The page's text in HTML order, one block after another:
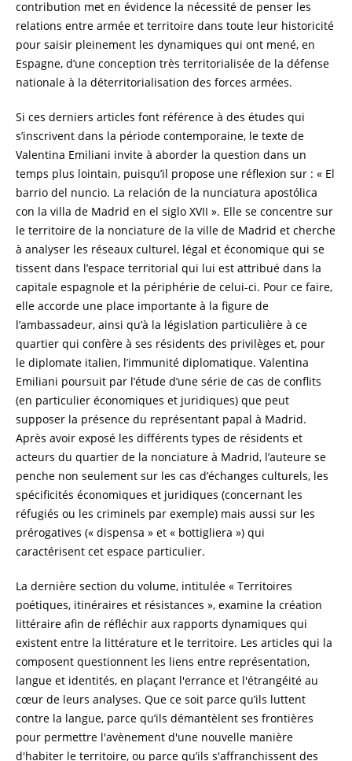
contribution met en évidence la nécessité de penser les
relations entre armée et territoire dans toute leur historicité
pour saisir pleinement les dynamiques qui ont mené, en
Espagne, d’une conception très territorialisée de la défense
nationale à la déterritorialisation des forces armées.
Si ces derniers articles font référence à des études qui
s’inscrivent dans la période contemporaine, le texte de
Valentina Emiliani invite à aborder la question dans un
temps plus lointain, puisqu’il propose une réflexion sur : « El
barrio del nuncio. La relación de la nunciatura apostólica
con la villa de Madrid en el siglo XVII ». Elle se concentre sur
le territoire de la nonciature de la ville de Madrid et cherche
à analyser les réseaux culturel, légal et économique qui se
tissent dans l’espace territorial qui lui est attribué dans la
capitale espagnole et la périphérie de celui-ci. Pour ce faire,
elle accorde une place importante à la figure de
l’ambassadeur, ainsi qu’à la législation particulière à ce
quartier qui confère à ses résidents des privilèges et, pour
le diplomate italien, l’immunité diplomatique. Valentina
Emiliani poursuit par l’étude d’une série de cas de conflits
(en particulier économiques et juridiques) que peut
supposer la présence du représentant papal à Madrid.
Après avoir exposé les différents types de résidents et
acteurs du quartier de la nonciature à Madrid, l’auteure se
penche non seulement sur les cas d’échanges culturels, les
spécificités économiques et juridiques (concernant les
réfugiés ou les criminels par exemple) mais aussi sur les
prérogatives (« dispensa » et « bottigliera ») qui
caractérisent cet espace particulier.
La dernière section du volume, intitulée « Territoires
poétiques, itinéraires et résistances », examine la création
littéraire afin de réfléchir aux rapports dynamiques qui
existent entre la littérature et le territoire. Les articles qui la
composent questionnent les liens entre représentation,
langue et identités, en plaçant l'errance et l'étrangéité au
cœur de leurs analyses. Que ce soit parce qu’ils luttent
contre la langue, parce qu’ils démantèlent ses frontières
pour permettre l'avènement d'une nouvelle manière
d'habiter le territoire, ou parce qu’ils s'affranchissent des